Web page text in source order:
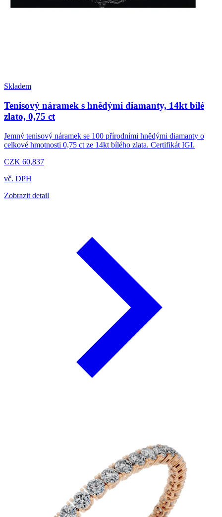
Skladem
Tenisový náramek s hnědými diamanty, 14kt bílé
zlato, 0,75 ct
Jemný tenisový náramek se 100 přírodními hnědými diamanty o
celkové hmotnosti 0,75 ct ze 14kt bílého zlata. Certifikát IGI.
CZK 60,837
vč. DPH
Zobrazit detail